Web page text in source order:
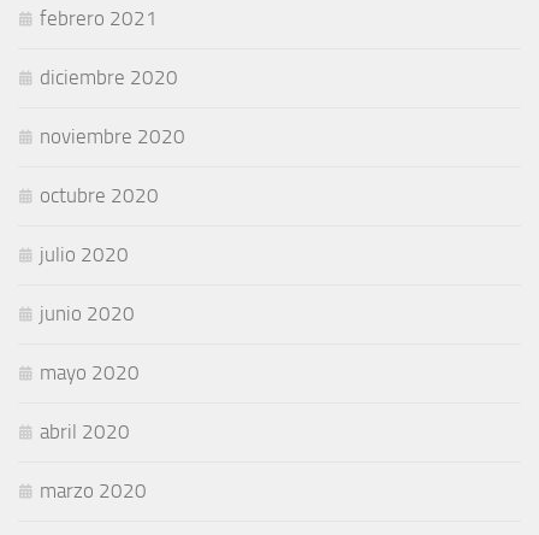
febrero 2021
diciembre 2020
noviembre 2020
octubre 2020
julio 2020
junio 2020
mayo 2020
abril 2020
marzo 2020